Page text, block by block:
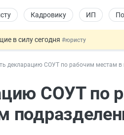
Кадровику ИП
в силу сегодня #юристу
физлиц из недружественных
заменить банковской
декларацию СОУТ по рабочим местам в
СОУТ по